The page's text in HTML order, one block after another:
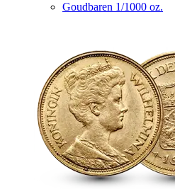
Goudbaren 1/1000 oz.